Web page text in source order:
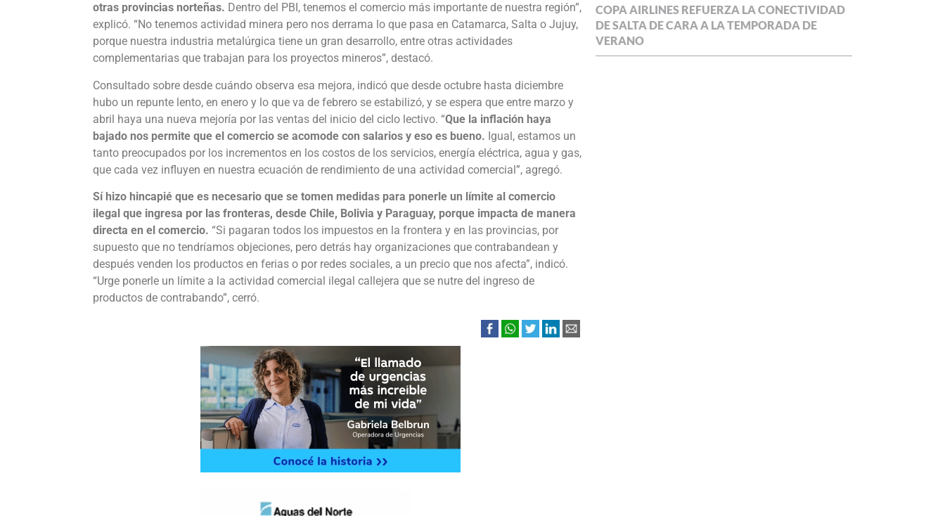
otras provincias norteñas. Dentro del PBI, tenemos el comercio más importante de nuestra región”,
explicó. “No tenemos actividad minera pero nos derrama lo que pasa en Catamarca, Salta o Jujuy,
porque nuestra industria metalúrgica tiene un gran desarrollo, entre otras actividades
complementarias que trabajan para los proyectos mineros”, destacó.
Consultado sobre desde cuándo observa esa mejora, indicó que desde octubre hasta diciembre
hubo un repunte lento, en enero y lo que va de febrero se estabilizó, y se espera que entre marzo y
abril haya una nueva mejoría por las ventas del inicio del ciclo lectivo. “Que la inflación haya
bajado nos permite que el comercio se acomode con salarios y eso es bueno. Igual, estamos un
tanto preocupados por los incrementos en los costos de los servicios, energía eléctrica, agua y gas,
que cada vez influyen en nuestra ecuación de rendimiento de una actividad comercial”, agregó.
Sí hizo hincapié que es necesario que se tomen medidas para ponerle un límite al comercio
ilegal que ingresa por las fronteras, desde Chile, Bolivia y Paraguay, porque impacta de manera
directa en el comercio. “Si pagaran todos los impuestos en la frontera y en las provincias, por
supuesto que no tendríamos objeciones, pero detrás hay organizaciones que contrabandean y
después venden los productos en ferias o por redes sociales, a un precio que nos afecta”, indicó.
“Urge ponerle un límite a la actividad comercial ilegal callejera que se nutre del ingreso de
productos de contrabando”, cerró.
COPA AIRLINES REFUERZA LA CONECTIVIDAD
DE SALTA DE CARA A LA TEMPORADA DE
VERANO